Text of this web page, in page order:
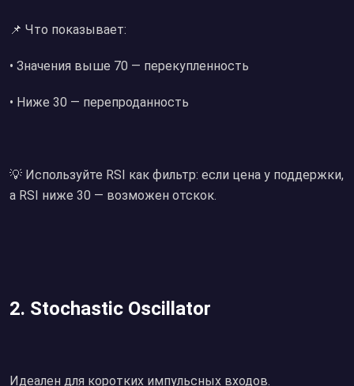
📌 Что показывает:
• Значения выше 70 — перекупленность
• Ниже 30 — перепроданность
💡 Используйте RSI как фильтр: если цена у поддержки,
а RSI ниже 30 — возможен отскок.
2. Stochastic Oscillator
Идеален для коротких импульсных входов.